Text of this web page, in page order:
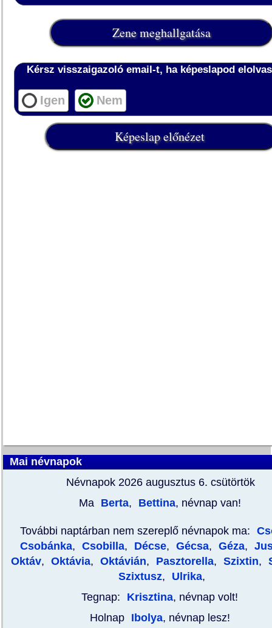
Kérsz visszaigazoló email-t, ha képeslapod
Igen Nem
Mai névnapok
Névnapok 2026 augusztus 6. csütörtök
Ma
Berta, Bettina, névnap van!
További naptárban nem szereplő névnapok ma:
Csobánka, Csobilla, Décse, Gécsa, Géza,
Oktáv, Oktávia, Oktávián, Pasztorella, Szixtin,
Szixtusz, Ulrika,
Tegnap:
Krisztina, névnap volt!
Holnap Ibolya, névnap lesz!